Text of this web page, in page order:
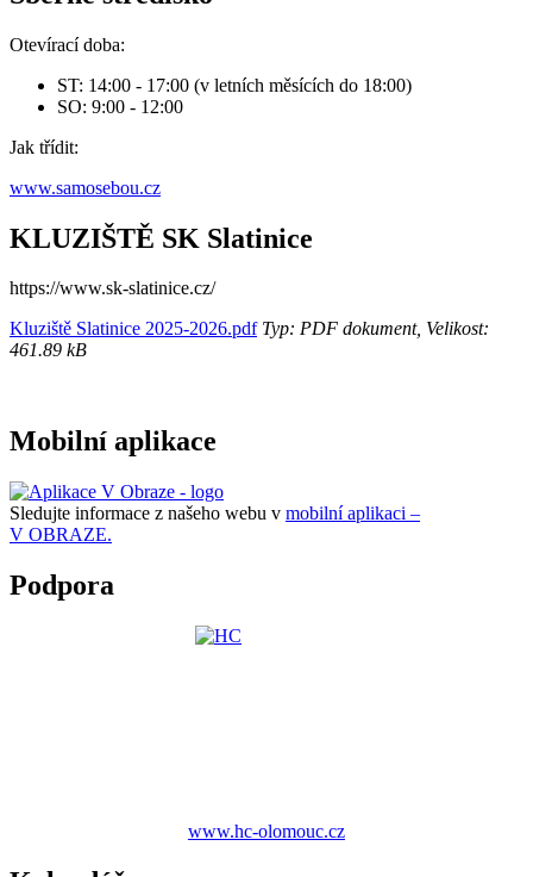
Otevírací doba:
ST: 14:00 - 17:00 (v letních měsících do 18:00)
SO: 9:00 - 12:00
Jak třídit:
www.samosebou.cz
KLUZIŠTĚ SK Slatinice
https://www.sk-slatinice.cz/
Kluziště Slatinice 2025-2026.pdfTyp: PDF dokument, Velikost:
461.89 kB
Mobilní aplikace
Sledujte informace z našeho webu v mobilní aplikaci –
V OBRAZE.
Podpora
www.hc-olomouc.cz